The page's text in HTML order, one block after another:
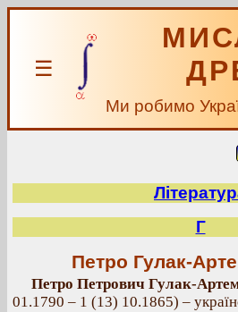
☰
Ми робимо
Г
Петро Гулак-
Петро Петрович Гулак-
01.1790 – 1 (13) 10.1865) –